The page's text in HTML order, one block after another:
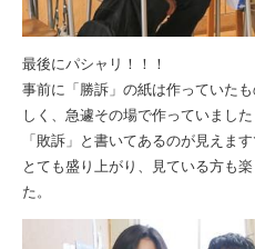
最後にパシャリ！！！
事前に「勝訴」の紙は作っていた
しく、急遽その場で作っていまし
「敗訴」と書いてあるのが見えます
とても盛り上がり、見ている方も
た。